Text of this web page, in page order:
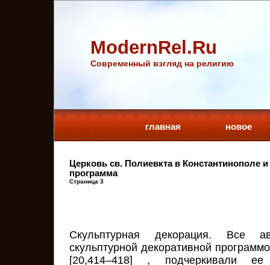
ModernRel.Ru
Cовременный взгляд на религию
главная новое
Церковь св. Полиевкта в Константинополе
программа
Страница 3
Скульптурная декорация. Все
скульптурной декоративной
[20,414–418] , подчеркивали ее